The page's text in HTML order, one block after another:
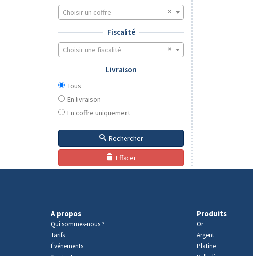
Choisir un coffre
Fiscalité
Choisir une fiscalité
Livraison
Tous
En livraison
En coffre uniquement
Rechercher
Effacer
A propos
Qui sommes-nous ?
Tarifs
Événements
Produits
Or
Argent
Platine